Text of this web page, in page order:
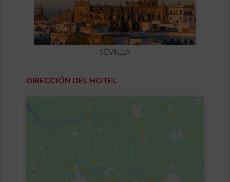
SEVILLA
DIRECCIÓN DEL HOTEL